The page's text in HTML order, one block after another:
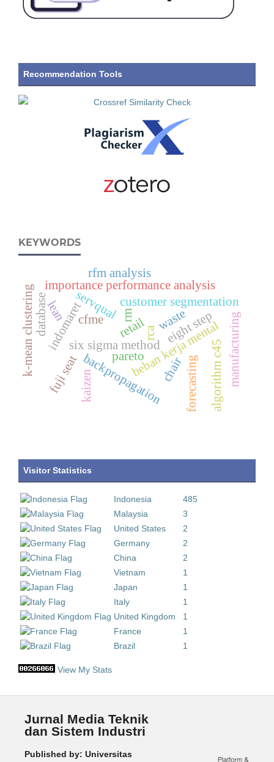
Recommendation Tools
KEYWORDS
beban kerja mental
forecasting
servqual
retail
importance performance analysis
indomaretcfme
six sigma method
backpropagation
customer segmentation
waste manufacturing
lean
kaizen
rca
rm
k-mean clustering fuji seat
eight step
rfm analysis
algorithm c45
database
chair
pareto
Visitor Statistics
Indonesia
485
Malaysia
3
United States
2
Germany
2
China
2
Vietnam
1
Japan
1
Italy
1
United Kingdom
1
France
1
Brazil
1
View My Stats
Jurnal Media Teknik
dan Sistem Industri
Published by: Universitas